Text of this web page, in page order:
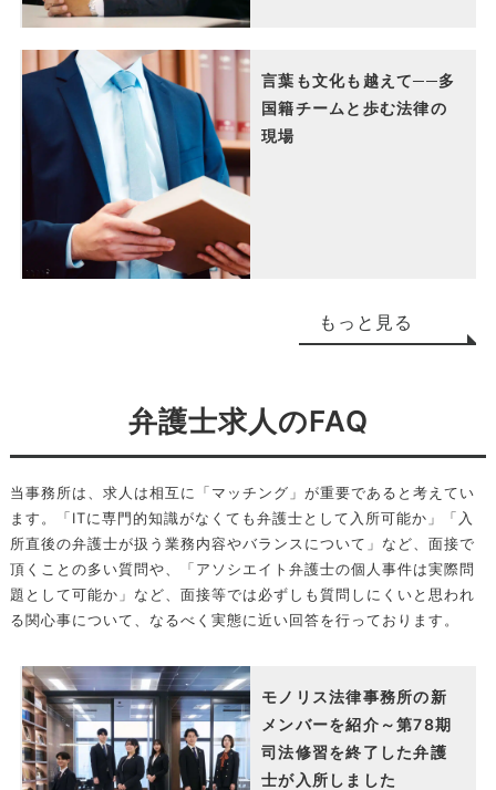
言葉も文化も越えて──多
国籍チームと歩む法律の
現場
もっと見る
弁護士求人のFAQ
当事務所は、求人は相互に「マッチング」が重要であると考えてい
ます。「ITに専門的知識がなくても弁護士として入所可能か」「入
所直後の弁護士が扱う業務内容やバランスについて」など、面接で
頂くことの多い質問や、「アソシエイト弁護士の個人事件は実際問
題として可能か」など、面接等では必ずしも質問しにくいと思われ
る関心事について、なるべく実態に近い回答を行っております。
モノリス法律事務所の新
メンバーを紹介～第78期
司法修習を終了した弁護
士が入所しました